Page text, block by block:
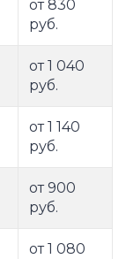
от 830
руб.
от 1 040
руб.
от 1 140
руб.
от 900
руб.
от 1 080